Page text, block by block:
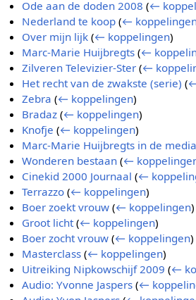
Ode aan de doden 2008 (←
Nederland te koop (←
Over mijn lijk (← koppelingen)
Marc-Marie Huijbregts (←
Zilveren Televizier-Ster (←
Het recht van de zwakste (serie) (
Zebra (← koppelingen)
Bradaz (← koppelingen)
Knofje (← koppelingen)
Marc-Marie Huijbregts in de media
Wonderen bestaan (←
Cinekid 2000 Journaal (←
Terrazzo (← koppelingen)
Boer zoekt vrouw (← koppelingen)
Groot licht (← koppelingen)
Boer zocht vrouw (← koppelingen)
Masterclass (← koppelingen)
Uitreiking Nipkowschijf 2009 (←
Audio: Yvonne Jaspers (←